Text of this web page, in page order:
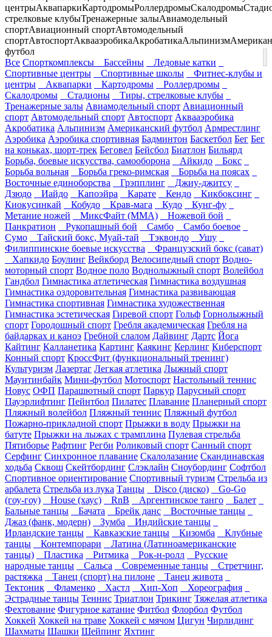
центрыАквапаркиКартодромыРоллердромыСкалодромы
стрелковые клубыТренажерные залыАвиамодельный
спортАвиационный спортАвтомодельный
спортАвтоспортАквааэробикаАкробатикаАльпинизм
футбол
Все Спорткомплексы Бассейны
Ледовые катки
Спортивные центры
Спортивные школы
Фитнес-клубы и
центры
Аквапарки Картодромы
Роллердромы
Скалодромы
Стадионы
Тиры, стрелковые клубы
Тренажерные залы Авиамодельный спорт Авиационный
спорт Автомодельный спорт Автоспорт Аквааэробика
Акробатика Альпинизм Американский футбол Армрестлинг
Аэробика Аэробика спортивная Бадминтон Баскетбол Бег Бег
на коньках, шорт-трек Беговел Бейсбол Биатлон Бильярд
Борьба, боевые искусства, самооборона
Айкидо
Бокс
Борьба вольная
Борьба греко-римская
Борьба на поясах
Восточные единоборства
Грэпплинг
Джиу-джитсу
Дзюдо
Иайдо Капоэйра Карате Кендо
Кикбоксинг
Киокусинкай
Кобудо Крав-мага Кудо
Кунг-фу
Метание ножей
МиксФайт (ММА)
Ножевой бой
Панкратион
Рукопашный бой Самбо
Самбо боевое
Сумо
Тайский бокс, Муай-тай Тэквондо
Ушу
Филиппинские боевые искусства
Французский бокс (сават)
Хапкидо Боулинг Вейкборд Велосипедный спорт Водно-
моторный спорт Водное поло Воднолыжный спорт Волейбол
Гандбол Гимнастика атлетическая Гимнастика воздушная
Гимнастика оздоровительная Гимнастика развивающая
Гимнастика спортивная Гимнастика художественная
Гимнастика эстетическая Гиревой спорт Гольф Горнолыжный
спорт Городошный спорт Гребля академическая Гребля на
байдарках и каноэ Гребной слалом Дайвинг Дартс Йога
Кайтинг Калланетика Картинг Каякинг Керлинг Киберспорт
Конный спорт КроссФит (функциональный тренинг)
Культуризм Лазертаг Легкая атлетика Лыжный спорт
Маунтинбайк Мини-футбол Мотоспорт Настольный теннис
Новус ОФП Парашютный спорт Паркур Парусный спорт
Пауэрлифтинг Пейнтбол Пилатес Плавание Планерный спорт
Пляжный волейбол Пляжный теннис Пляжный футбол
Пожарно-прикладной спорт Прыжки в воду Прыжки на
батуте Прыжки на лыжах с трамплина Пулевая стрельба
Пятиборье Рафтинг Регби Роликовый спорт Санный спорт
Серфинг Синхронное плавание Скалолазание Скандинавская
ходьба Сквош Скейтбординг Слэклайн Сноубординг Софтбол
Спортивное ориентирование Спортивный туризм Стрельба из
арбалета Стрельба из лука Танцы Disco (диско)
Go-Go
(гоу-гоу)
House (хаус) RnB Аргентинское танго
Балет
Бальные танцы
Бачата Брейк данс
Восточные танцы
Джаз (фанк, модерн)
Зумба
Индийские танцы
Ирландские танцы
Кавказские танцы Кизомба
Клубные
танцы
Контемпорари
Латина (Латиноамериканские
танцы)
Пластика Ритмика Рок-н-ролл
Русские
народные танцы
Сальса Современные танцы
Стретчинг,
растяжка
Танец (спорт) на пилоне
Танец живота
Тектоник
Фламенко Хастл Хип-Хоп
Хореография
Эстрадные танцы Теннис Триатлон Трикинг Тяжелая атлетика
Фехтование Фигурное катание Фитбол Флорбол Футбол
Хоккей Хоккей на траве Хоккей с мячом Цигун Чирлидинг
Шахматы Шашки Шейпинг Яхтинг